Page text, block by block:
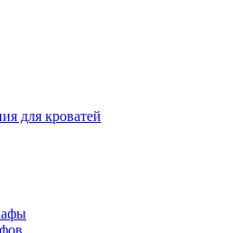
для кроватей